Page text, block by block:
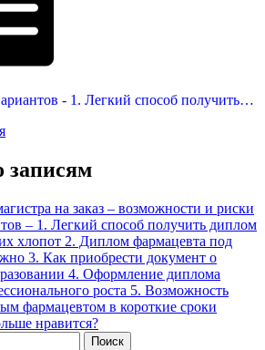
- 1. Легкий способ получить…
записям
на заказ – возможности и риски
– 1. Легкий способ получить диплом
хлопот 2. Диплом фармацевта под
3. Как приобрести документ о
4. Оформление диплома
роста 5. Возможность
фармацевтом в короткие сроки
нравится?